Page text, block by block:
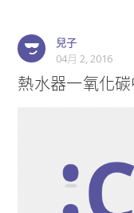
兒子
04月 2, 2016
熱水器一氧化